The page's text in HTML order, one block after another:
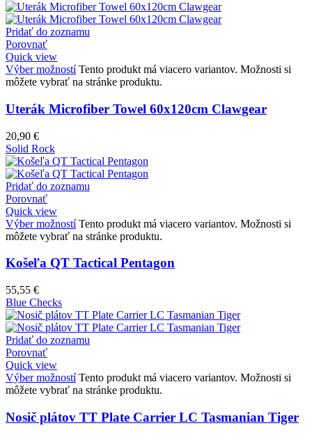
Pridať do zoznamu
Porovnať
Quick view
Výber možností Tento produkt má viacero variantov. Možnosti si
môžete vybrať na stránke produktu.
Uterák Microfiber Towel 60x120cm Clawgear
20,90 €
Solid Rock
Pridať do zoznamu
Porovnať
Quick view
Výber možností Tento produkt má viacero variantov. Možnosti si
môžete vybrať na stránke produktu.
Košeľa QT Tactical Pentagon
55,55 €
Blue Checks
Pridať do zoznamu
Porovnať
Quick view
Výber možností Tento produkt má viacero variantov. Možnosti si
môžete vybrať na stránke produktu.
Nosič plátov TT Plate Carrier LC Tasmanian Tiger